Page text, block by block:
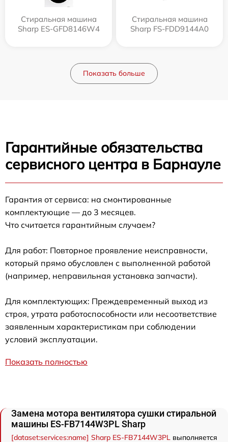
Стиральная машина
Sharp ES-GFD8146W4
Стиральная машина
Sharp FS-FDD9144A0
Показать больше
Гарантийные обязательства
сервисного центра в Барнауле
Гарантия от сервиса: на смонтированные
комплектующие — до 3 месяцев.
Что считается гарантийным случаем?
Для работ: Повторное проявление неисправности,
который прямо обусловлен с выполненной работой
(например, неправильная установка запчасти).
Для комплектующих: Преждевременный выход из
строя, утрата работоспособности или несоответствие
заявленным характеристикам при соблюдении
условий эксплуатации.
Показать полностью
Замена мотора вентилятора сушки стиральной
машины ES-FB7144W3PL Sharp
[dataset:services:name] Sharp ES-FB7144W3PL выполняется